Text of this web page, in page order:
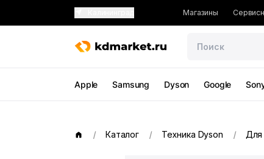
Магазины
Apple Samsung Dyson Google
Каталог Техника Dyson